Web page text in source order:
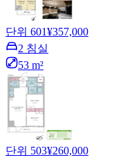
단위 601¥357,000
2 침실
53 m²
단위 503¥260,000